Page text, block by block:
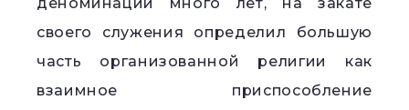
деноминации много лет, на закате
своего служения определил большую
часть организованной религии как
взаимное приспособление